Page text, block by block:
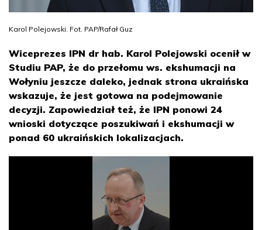
Karol Polejowski. Fot. PAP/Rafał Guz
Wiceprezes IPN dr hab. Karol Polejowski ocenił w
Studiu PAP, że do przełomu ws. ekshumacji na
Wołyniu jeszcze daleko, jednak strona ukraińska
wskazuje, że jest gotowa na podejmowanie
decyzji. Zapowiedział też, że IPN ponowi 24
wnioski dotyczące poszukiwań i ekshumacji w
ponad 60 ukraińskich lokalizacjach.